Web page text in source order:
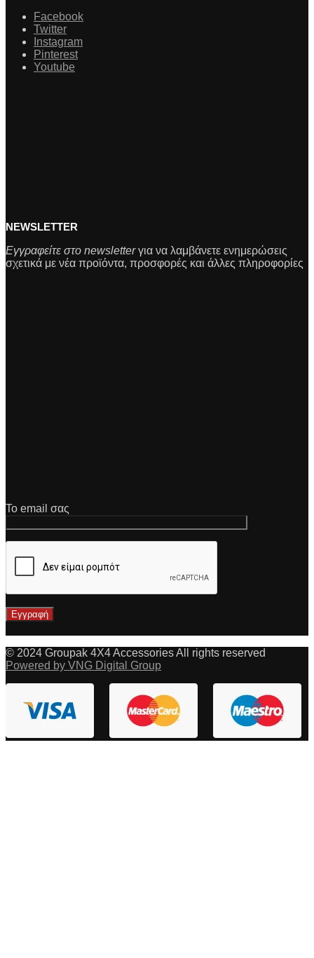
Facebook
Twitter
Instagram
Pinterest
Youtube
NEWSLETTER
Εγγραφείτε στο newsletterγια να λαμβάνετε ενημερώσεις
σχετικά με νέα προϊόντα, προσφορές και άλλες πληροφορίες
Το email σας
© 2024 Groupak 4X4 Accessories All rights reserved
Powered by VNG Digital Group